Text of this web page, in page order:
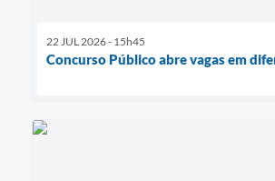
22 JUL 2026 - 15h45
Concurso Público abre vagas em